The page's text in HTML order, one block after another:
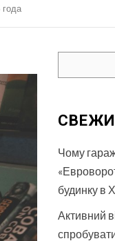
Чому
будинку в
Активний